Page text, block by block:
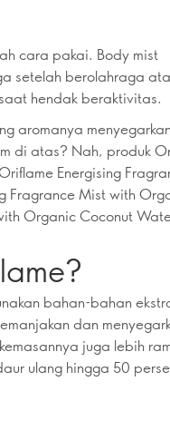
cara pakai. Body mist
setelah berolahraga
hendak beraktivitas.
aromanya menyegarkan
di atas? Nah, produk
Energising
Fragrance Mist with
Organic Coconut
bahan-bahan
dan
juga lebih
ulang hingga 50